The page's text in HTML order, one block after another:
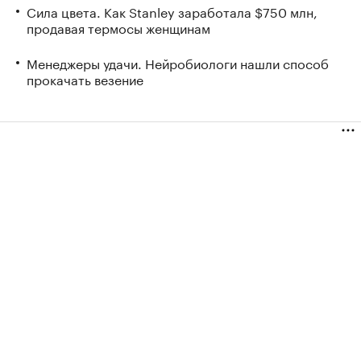
Сила цвета. Как Stanley заработала $750 млн,
продавая термосы женщинам
Менеджеры удачи. Нейробиологи нашли способ
прокачать везение